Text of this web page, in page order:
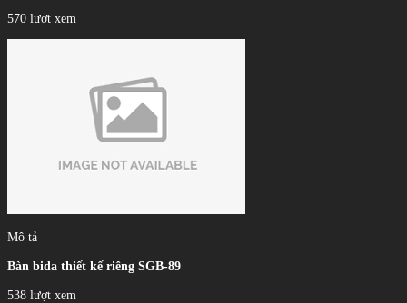
570 lượt xem
Mô tả
Bàn bida thiết kế riêng SGB-89
538 lượt xem